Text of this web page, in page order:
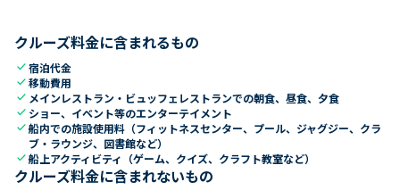
クルーズ料金に含まれるもの
check宿泊代金
check移動費用
check メインレストラン・ビュッフェレストランでの朝食、昼食、夕食
check ショー、イベント等のエンターテイメント
check船内での施設使用料（フィットネスセンター、プール、ジャグジー、クラ
ブ・ラウンジ、図書館など）
check船上アクティビティ（ゲーム、クイズ、クラフト教室など）
クルーズ料金に含まれないもの